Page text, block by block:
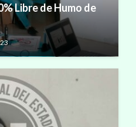
Libre de Humo de